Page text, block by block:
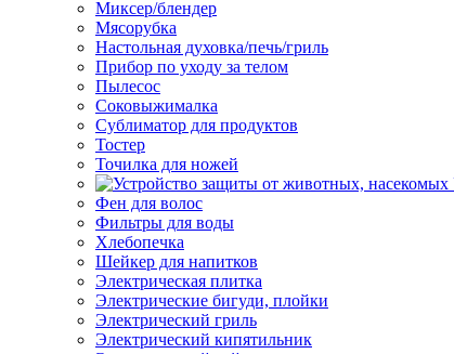
Миксер/блендер
Мясорубка
Настольная духовка/печь/гриль
Прибор по уходу за телом
Пылесос
Соковыжималка
Сублиматор для продуктов
Тостер
Точилка для ножей
Фен для волос
Фильтры для воды
Хлебопечка
Шейкер для напитков
Электрическая плитка
Электрические бигуди, плойки
Электрический гриль
Электрический кипятильник